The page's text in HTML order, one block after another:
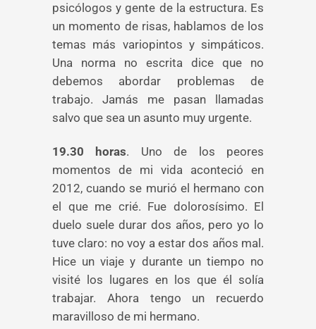
psicólogos y gente de la estructura. Es
un momento de risas, hablamos de los
temas más variopintos y simpáticos.
Una norma no escrita dice que no
debemos abordar problemas de
trabajo. Jamás me pasan llamadas
salvo que sea un asunto muy urgente.
19.30 horas. Uno de los peores
momentos de mi vida aconteció en
2012, cuando se murió el hermano con
el que me crié. Fue dolorosísimo. El
duelo suele durar dos años, pero yo lo
tuve claro: no voy a estar dos años mal.
Hice un viaje y durante un tiempo no
visité los lugares en los que él solía
trabajar. Ahora tengo un recuerdo
maravilloso de mi hermano.